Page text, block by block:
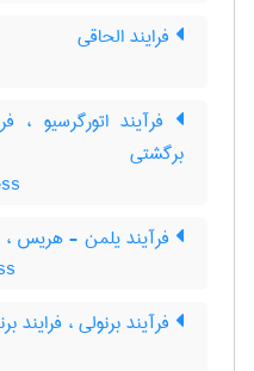
فرایند الحاقی
فرآیند اتورگرسیو ،
برگشتی
فرآیند یلمن - هریس
فرآیند برنولی ، فرایند